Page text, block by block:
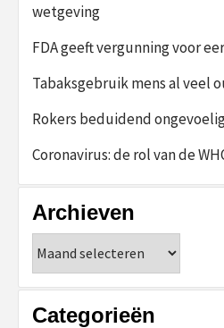
wetgeving
FDA geeft vergunning voor
Tabaksgebruik mens al veel
Rokers beduidend
Coronavirus: de rol van de
Archieven
Categorieën